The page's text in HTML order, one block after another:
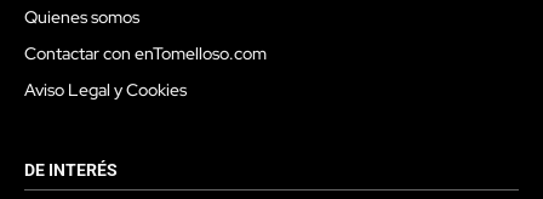
Quienes somos
Contactar con enTomelloso.com
Aviso Legal y Cookies
DE INTERÉS